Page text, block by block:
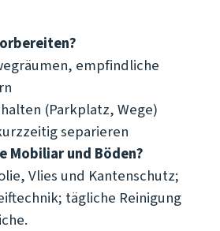
empfindliche
(Parkplatz, Wege)
separieren
Mobiliar und Böden?
Vlies und Kantenschutz;
tägliche Reinigung